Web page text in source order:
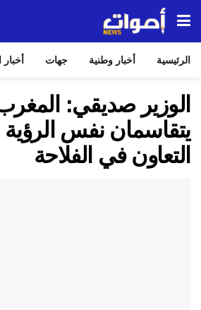
الرئيسية أخبار وطنية جهات
الوزير صديقي:
يتقاسمان نفس
التعاون في الفلاحة